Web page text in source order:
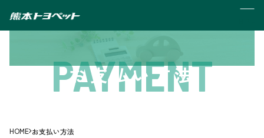
お支払い方法
PAYMENT
HOME お支払い方法